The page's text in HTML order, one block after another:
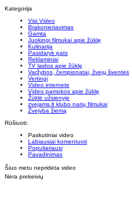
Kategorija
Visi Video
Brakonieriavimas
Gamta
Juokingi filmukai apie žūklę
Kulinarija
Pasidaryk pats
Reklaminiai
TV laidos apie žūklę
Varžybos, čempionatai, žvejų šventės
Vertingi
Video internete
Video pamokos apie žūklę
Žūklė užsienyje
zvejams.lt klubo narių filmukai
Žvejyba žiemą
Rūšiuoti:
Paskutiniai video
Labiausiai komentuoti
Populiariausi
Pavadinimas
Šiuo metu nepridėta video
Nėra prekeivių